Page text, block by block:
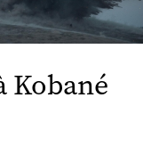
Kobané